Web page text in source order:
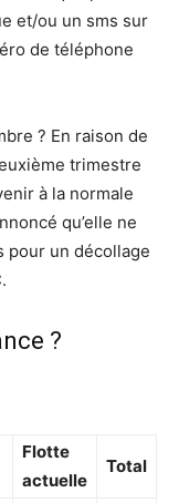
et/ou un sms sur
de téléphone
? En raison de
trimestre
à la normale
qu’elle ne
pour un décollage
?
Flotte
actuelle
Total